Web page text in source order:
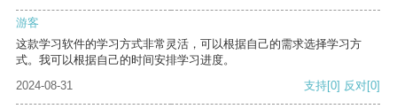
游客
这款学习软件的学习方式非常灵活，可以根据自己的需求选择学习方
式。我可以根据自己的时间安排学习进度。
2024-08-31
支持[0] 反对[0]